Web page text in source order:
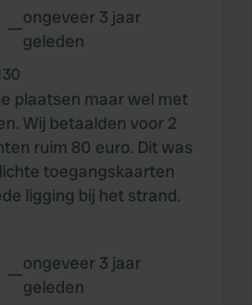
—ongeveer 3 jaar
geleden
plaatsen maar wel met
Wij betaalden voor 2
ruim 80 euro. Dit was
toegangskaarten
ligging bij het strand.
—ongeveer 3 jaar
geleden